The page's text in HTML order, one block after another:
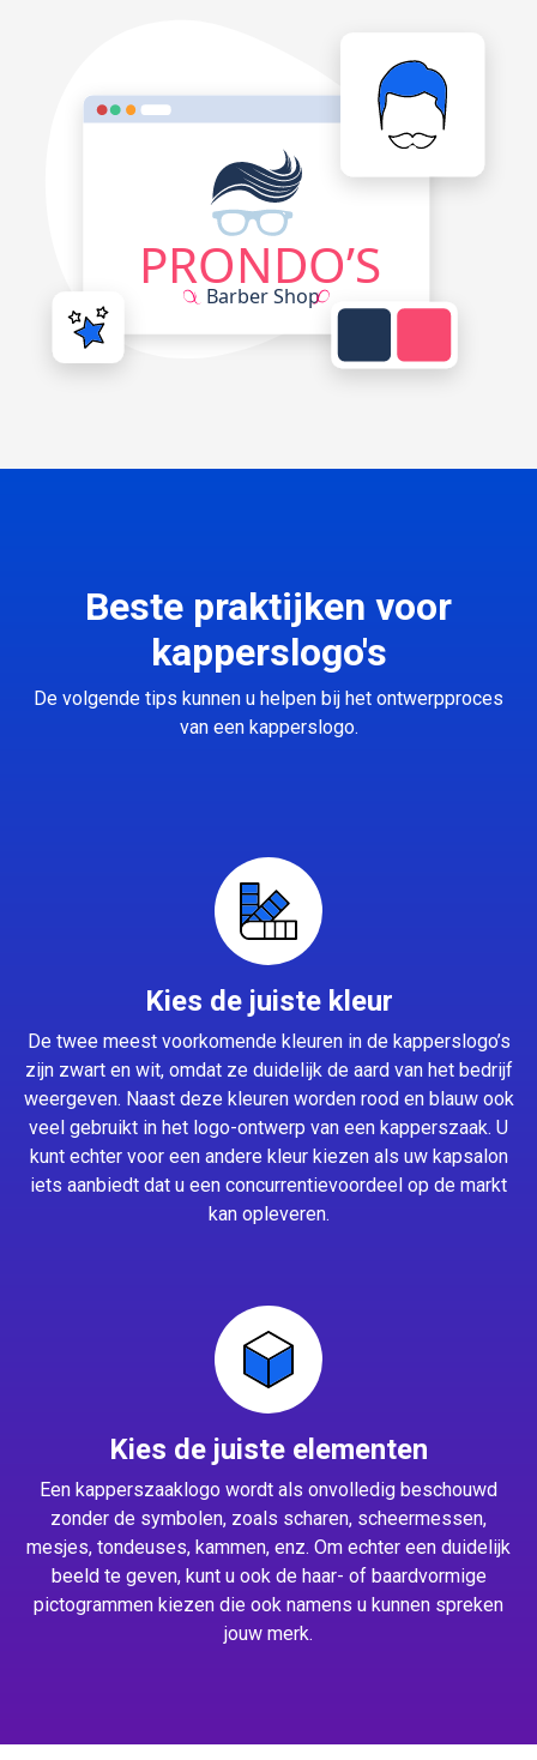
Beste praktijken voor
kapperslogo's
De volgende tips kunnen u helpen bij het ontwerpproces
van een kapperslogo.
Kies de juiste kleur
De twee meest voorkomende kleuren in de kapperslogo’s
zijn zwart en wit, omdat ze duidelijk de aard van het bedrijf
weergeven. Naast deze kleuren worden rood en blauw ook
veel gebruikt in het logo-ontwerp van een kapperszaak. U
kunt echter voor een andere kleur kiezen als uw kapsalon
iets aanbiedt dat u een concurrentievoordeel op de markt
kan opleveren.
Kies de juiste elementen
Een kapperszaaklogo wordt als onvolledig beschouwd
zonder de symbolen, zoals scharen, scheermessen,
mesjes, tondeuses, kammen, enz. Om echter een duidelijk
beeld te geven, kunt u ook de haar- of baardvormige
pictogrammen kiezen die ook namens u kunnen spreken
jouw merk.